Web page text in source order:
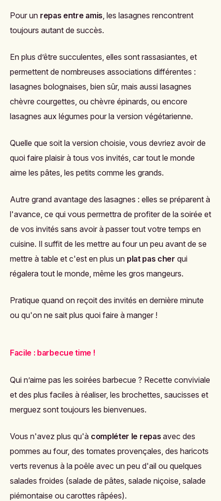
Pour un repas entre amis , les lasagnes rencontrent
toujours autant de succès.
En plus d’être succulentes, elles sont rassasiantes, et
permettent de nombreuses associations différentes :
lasagnes bolognaises, bien sûr, mais aussi lasagnes
chèvre courgettes, ou chèvre épinards, ou encore
lasagnes aux légumes pour la version végétarienne.
Quelle que soit la version choisie, vous devriez avoir de
quoi faire plaisir à tous vos invités, car tout le monde
aime les pâtes, les petits comme les grands.
Autre grand avantage des lasagnes : elles se préparent à
l'avance, ce qui vous permettra de profiter de la soirée et
de vos invités sans avoir à passer tout votre temps en
cuisine. Il suffit de les mettre au four un peu avant de se
mettre à table et c'est en plus un plat pas cher qui
régalera tout le monde, même les gros mangeurs.
Pratique quand on reçoit des invités en dernière minute
ou qu'on ne sait plus quoi faire à manger !
Facile : barbecue time !
Qui n’aime pas les soirées barbecue ? Recette conviviale
et des plus faciles à réaliser, les brochettes, saucisses et
merguez sont toujours les bienvenues.
Vous n'avez plus qu'à compléter le repas avec des
pommes au four, des tomates provençales, des haricots
verts revenus à la poêle avec un peu d'ail ou quelques
salades froides (salade de pâtes, salade niçoise, salade
piémontaise ou carottes râpées).